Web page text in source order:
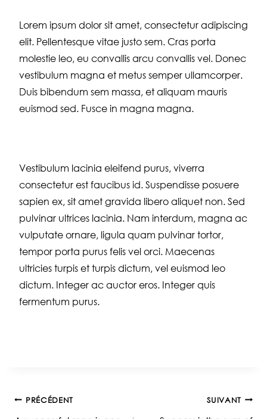
Lorem ipsum dolor sit amet, consectetur adipiscing
elit. Pellentesque vitae justo sem. Cras porta
molestie leo, eu convallis arcu convallis vel. Donec
vestibulum magna et metus semper ullamcorper.
Duis bibendum sem massa, et aliquam mauris
euismod sed. Fusce in magna magna.
Vestibulum lacinia eleifend purus, viverra
consectetur est faucibus id. Suspendisse posuere
sapien ex, sit amet gravida libero aliquet non. Sed
pulvinar ultrices lacinia. Nam interdum, magna ac
vulputate ornare, ligula quam pulvinar tortor,
tempor porta purus felis vel orci. Maecenas
ultricies turpis et turpis dictum, vel euismod leo
dictum. Integer ac auctor eros. Integer quis
fermentum purus.
Navigation
PRÉCÉDENT SUIVANT